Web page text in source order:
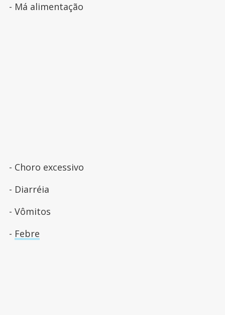
- Má alimentação
- Choro excessivo
- Diarréia
- Vômitos
- Febre